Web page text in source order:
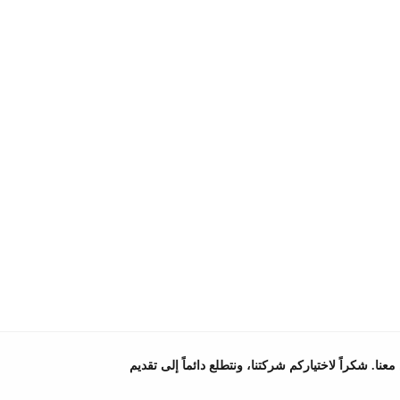
شكراً لاختياركم شركتنا، ونتطلع دائماً إلى تقديم